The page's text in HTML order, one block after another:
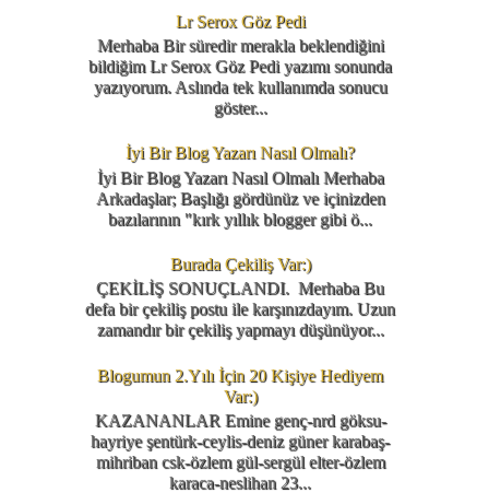
Lr Serox Göz Pedi
Merhaba Bir süredir merakla beklendiğini
bildiğim Lr Serox Göz Pedi yazımı sonunda
yazıyorum. Aslında tek kullanımda sonucu
göster...
İyi Bir Blog Yazarı Nasıl Olmalı?
İyi Bir Blog Yazarı Nasıl Olmalı Merhaba
Arkadaşlar; Başlığı gördünüz ve içinizden
bazılarının "kırk yıllık blogger gibi ö...
Burada Çekiliş Var:)
ÇEKİLİŞ SONUÇLANDI. Merhaba Bu
defa bir çekiliş postu ile karşınızdayım. Uzun
zamandır bir çekiliş yapmayı düşünüyor...
Blogumun 2.Yılı İçin 20 Kişiye Hediyem
Var:)
KAZANANLAR Emine genç-nrd göksu-
hayriye şentürk-ceylis-deniz güner karabaş-
mihriban csk-özlem gül-sergül elter-özlem
karaca-neslihan 23...